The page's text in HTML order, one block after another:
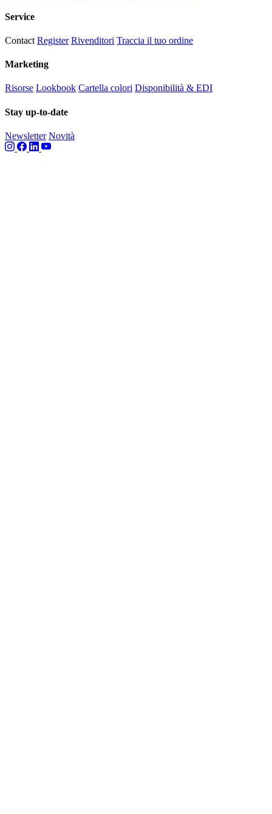
Service
Contact Register Rivenditori Traccia il tuo ordine
Marketing
Risorse Lookbook Cartella colori Disponibilità & EDI
Stay up-to-date
Newsletter Novità